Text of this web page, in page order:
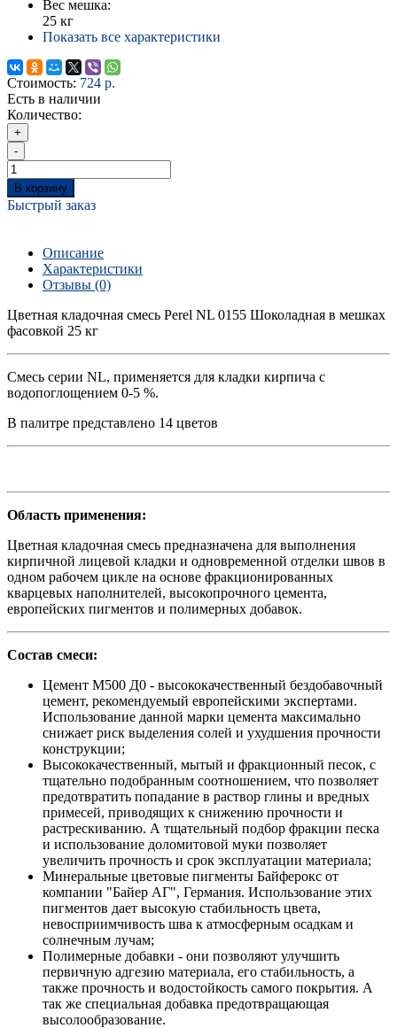
Вес мешка:
25 кг
Показать все характеристики
Стоимость: 724 р.
Есть в наличии
Количество:
+
-
В корзину
Быстрый заказ
Описание
Характеристики
Отзывы (0)
Цветная кладочная смесь Perel NL 0155 Шоколадная в мешках
фасовкой 25 кг
Смесь серии NL, применяется для кладки кирпича с
водопоглощением 0-5 %.
В палитре представлено 14 цветов
Область применения:
Цветная кладочная смесь предназначена для выполнения
кирпичной лицевой кладки и одновременной отделки швов в
одном рабочем цикле на основе фракционированных
кварцевых наполнителей, высокопрочного цемента,
европейских пигментов и полимерных добавок.
Состав смеси:
Цемент М500 Д0 - высококачественный бездобавочный
цемент, рекомендуемый европейскими экспертами.
Использование данной марки цемента максимально
снижает риск выделения солей и ухудшения прочности
конструкции;
Высококачественный, мытый и фракционный песок, с
тщательно подобранным соотношением, что позволяет
предотвратить попадание в раствор глины и вредных
примесей, приводящих к снижению прочности и
растрескиванию. А тщательный подбор фракции песка
и использование доломитовой муки позволяет
увеличить прочность и срок эксплуатации материала;
Минеральные цветовые пигменты Байферокс от
компании "Байер АГ", Германия. Использование этих
пигментов дает высокую стабильность цвета,
невосприимчивость шва к атмосферным осадкам и
солнечным лучам;
Полимерные добавки - они позволяют улучшить
первичную адгезию материала, его стабильность, а
также прочность и водостойкость самого покрытия. А
так же специальная добавка предотвращающая
высолообразование.